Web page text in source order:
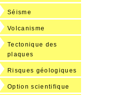
Séisme
Volcanisme
Tectonique des
plaques
Risques géologiques
Option scientifique